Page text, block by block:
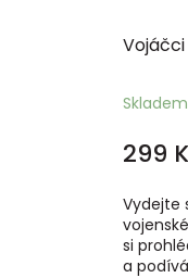
Skladem
299
Vydejte
si
a